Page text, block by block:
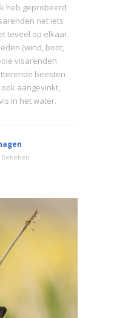
heb geprobeerd
net iets
teveel op elkaar.
(wind, boot,
visarenden
beesten
aangevinkt,
in het water.
Bekeken